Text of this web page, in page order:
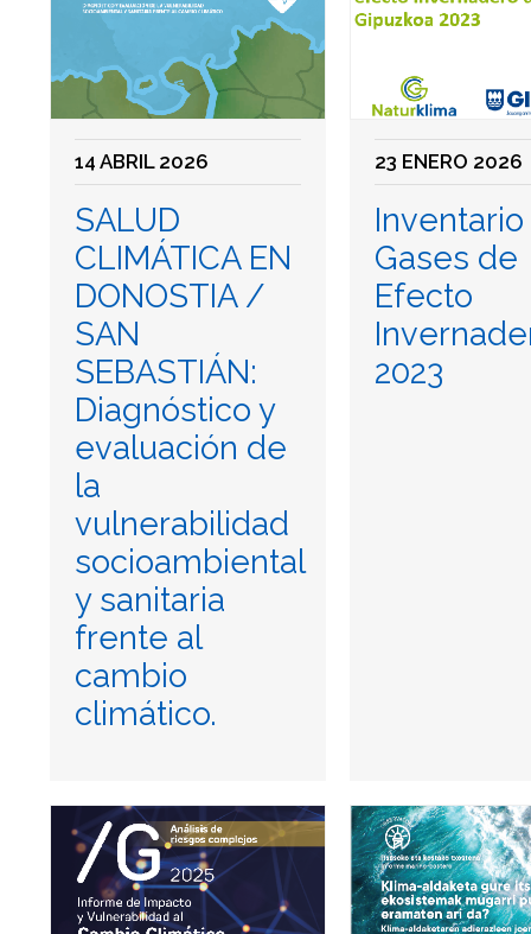
14 ABRIL 2026
SALUD
CLIMÁTICA EN
DONOSTIA /
SAN
SEBASTIÁN:
Diagnóstico y
evaluación de
la
vulnerabilidad
socioambiental
y sanitaria
frente al
cambio
climático.
23 ENERO 2026
Gases de
Efecto
2023